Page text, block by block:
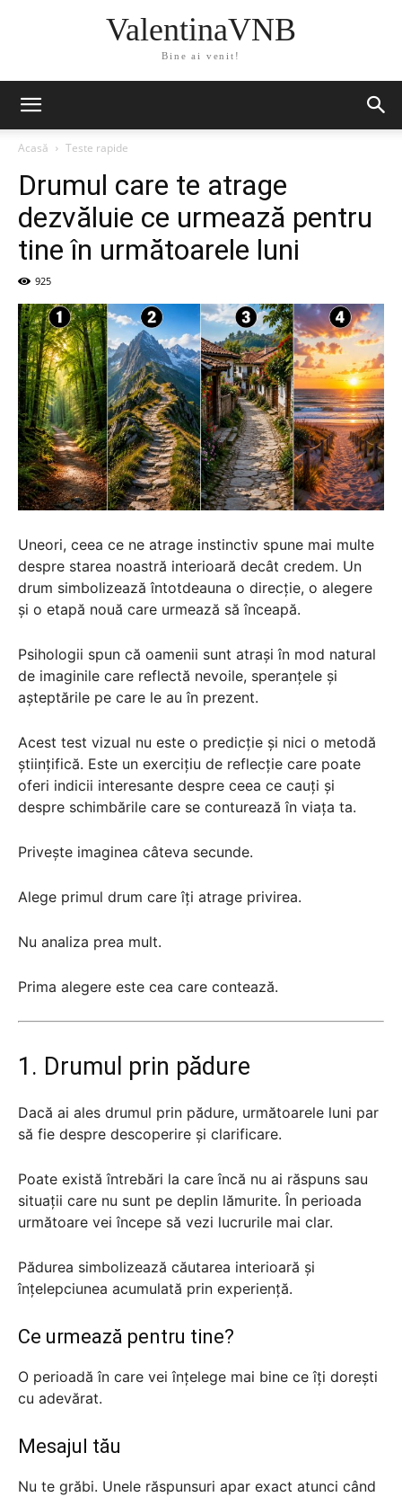
ValentinaVNB
Bine ai venit!
Acasă Teste rapide
Drumul care te atrage
dezvăluie ce urmează pentru
tine în următoarele luni
925
Uneori, ceea ce ne atrage instinctiv spune mai multe
despre starea noastră interioară decât credem. Un
drum simbolizează întotdeauna o direcție, o alegere
și o etapă nouă care urmează să înceapă.
Psihologii spun că oamenii sunt atrași în mod natural
de imaginile care reflectă nevoile, speranțele și
așteptările pe care le au în prezent.
Acest test vizual nu este o predicție și nici o metodă
științifică. Este un exercițiu de reflecție care poate
oferi indicii interesante despre ceea ce cauți și
despre schimbările care se conturează în viața ta.
Privește imaginea câteva secunde.
Alege primul drum care îți atrage privirea.
Nu analiza prea mult.
Prima alegere este cea care contează.
1. Drumul prin pădure
Dacă ai ales drumul prin pădure, următoarele luni par
să fie despre descoperire și clarificare.
Poate există întrebări la care încă nu ai răspuns sau
situații care nu sunt pe deplin lămurite. În perioada
următoare vei începe să vezi lucrurile mai clar.
Pădurea simbolizează căutarea interioară și
înțelepciunea acumulată prin experiență.
Ce urmează pentru tine?
O perioadă în care vei înțelege mai bine ce îți dorești
cu adevărat.
Mesajul tău
Nu te grăbi. Unele răspunsuri apar exact atunci când